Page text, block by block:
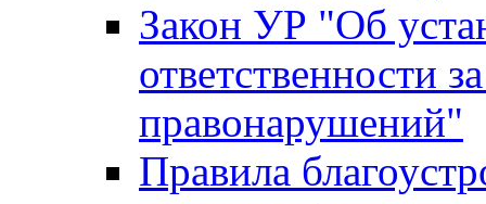
Закон УР "Об
ответственности
правонарушений"
Правила